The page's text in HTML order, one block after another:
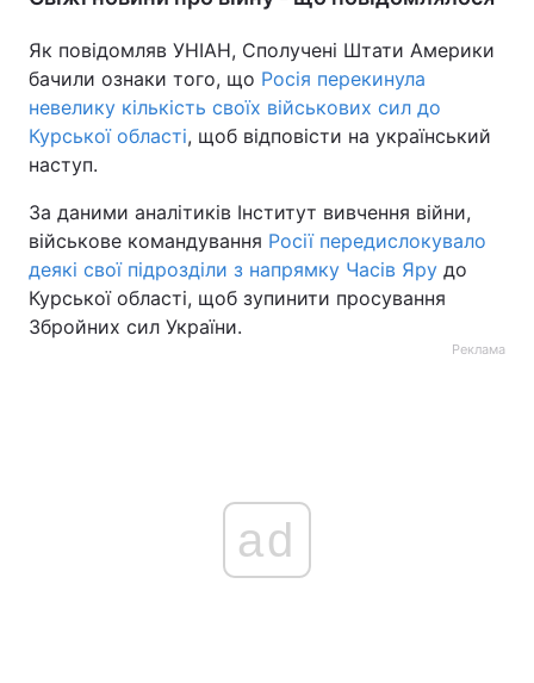
Як повідомляв УНІАН, Сполучені Штати Америки
бачили ознаки того, що Росія перекинула
невелику кількість своїх військових сил до
Курської області, щоб відповісти на український
наступ.
За даними аналітиків Інститут вивчення війни,
військове командування Росії передислокувало
деякі свої підрозділи з напрямку Часів Яру до
Курської області, щоб зупинити просування
Збройних сил України.
Реклама
ad